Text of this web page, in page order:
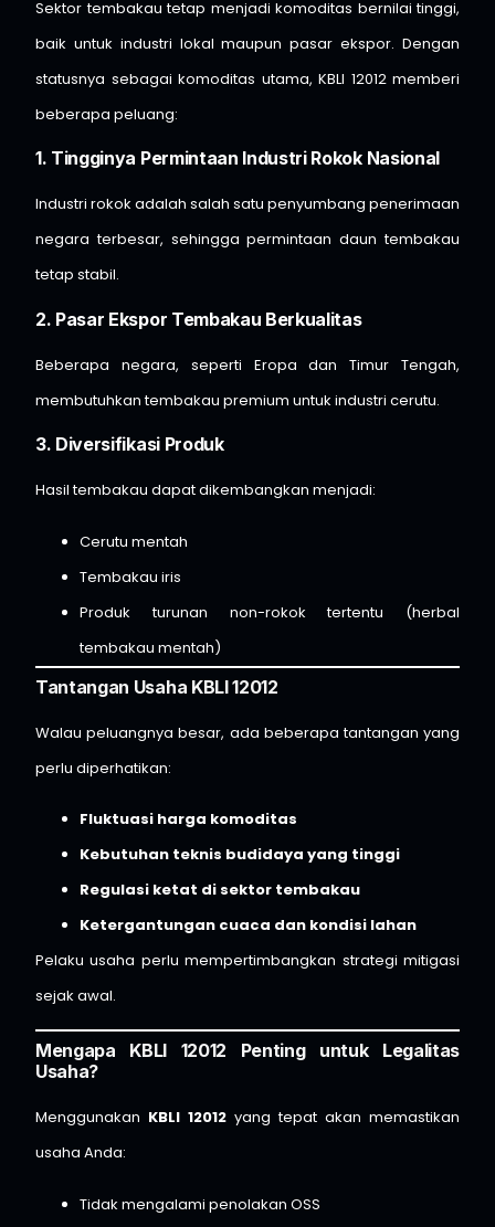
Sektor tembakau tetap menjadi komoditas bernilai tinggi,
baik untuk industri lokal maupun pasar ekspor. Dengan
statusnya sebagai komoditas utama, KBLI 12012 memberi
beberapa peluang:
1. Tingginya Permintaan Industri Rokok Nasional
Industri rokok adalah salah satu penyumbang penerimaan
negara terbesar, sehingga permintaan daun tembakau
tetap stabil.
2. Pasar Ekspor Tembakau Berkualitas
Beberapa negara, seperti Eropa dan Timur Tengah,
membutuhkan tembakau premium untuk industri cerutu.
3. Diversifikasi Produk
Hasil tembakau dapat dikembangkan menjadi:
Cerutu mentah
Tembakau iris
Produk turunan non-rokok tertentu (herbal
tembakau mentah)
Tantangan Usaha KBLI 12012
Walau peluangnya besar, ada beberapa tantangan yang
perlu diperhatikan:
Fluktuasi harga komoditas
Kebutuhan teknis budidaya yang tinggi
Regulasi ketat di sektor tembakau
Ketergantungan cuaca dan kondisi lahan
Pelaku usaha perlu mempertimbangkan strategi mitigasi
sejak awal.
Mengapa KBLI 12012 Penting untuk Legalitas
Usaha?
Menggunakan KBLI 12012 yang tepat akan memastikan
usaha Anda:
Tidak mengalami penolakan OSS